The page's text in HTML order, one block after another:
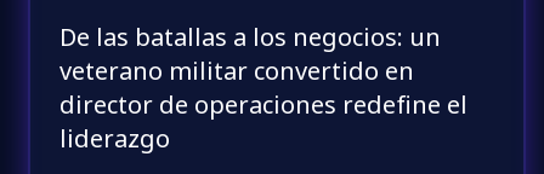
De las batallas a los negocios: un
veterano militar convertido en
director de operaciones redefine el
liderazgo